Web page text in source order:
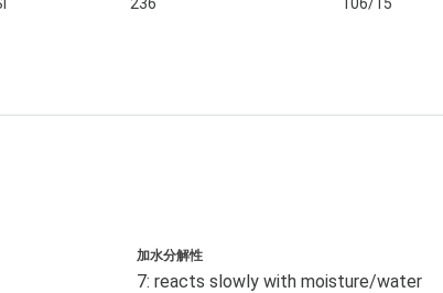
加水分解性
7: reacts slowly with moisture/water